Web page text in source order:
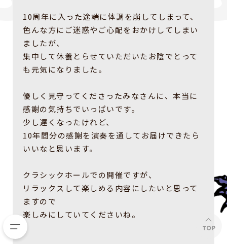
10周年に入った途端に体調を崩してしまって、
色んな方にご迷惑やご心配をおかけしてしまい
ましたが、
集中して休養とらせていただいたお陰でとって
も元気になりました。
優しく見守ってくださったみなさんに、本当に
感謝の気持ちでいっぱいです。
少し遅くなったけれど、
10年間分の感謝を演奏を通してお届けできたら
いいなと思います。
クラシックホールでの開催ですが、
リラックスして楽しめる内容にしたいと思って
ますので
楽しみにしていてくださいね。